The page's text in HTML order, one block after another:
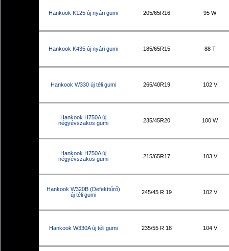
Hankook K125 új nyári gumi 205/65R16 95 W
Hankook K435 új nyári gumi 185/65R15 88 T
Hankook W330 új téli gumi 265/40R19 102 V
Hankook H750A új
négyévszakos gumi
235/45R20 100 W
Hankook H750A új
négyévszakos gumi
215/65R17 103 V
Hankook W320B (Defekttűrő)
új téli gumi
245/45 R 19 102 V
Hankook W330A új téli gumi 235/55 R 18 104 V